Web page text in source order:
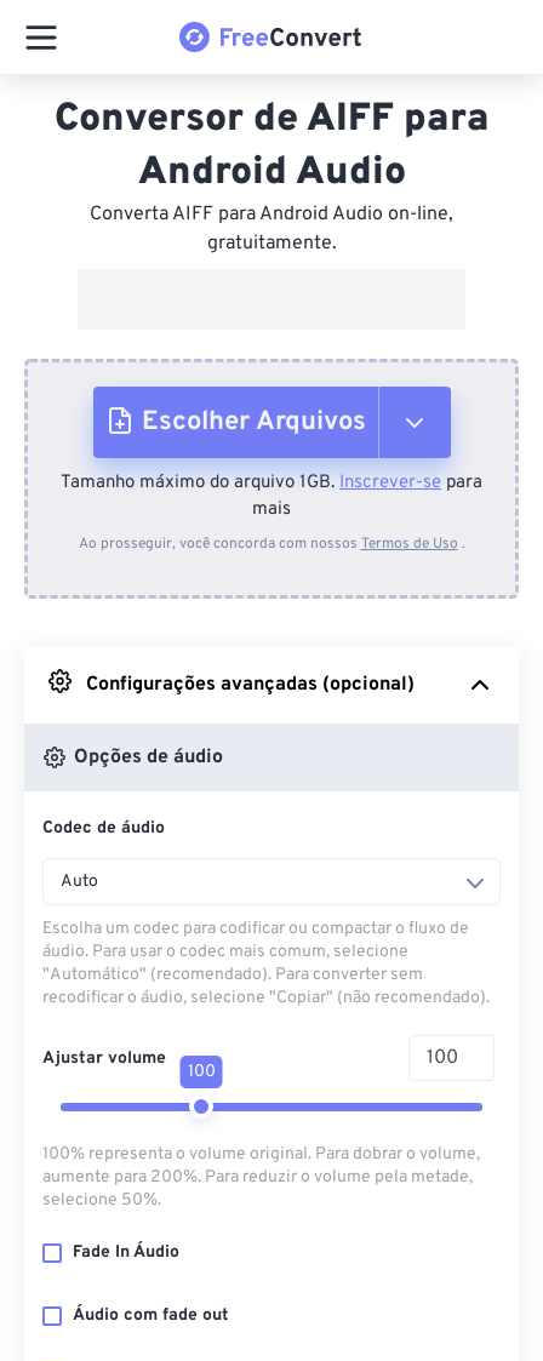
Conversor de AIFF para
Android Audio
Converta AIFF para Android Audio on-line,
gratuitamente.
Escolher Arquivos
Do dispositivo
Do Google Drive
Do OneDrive
Tamanho máximo do arquivo 1GB. Inscrever-se para
mais
Ao prosseguir, você concorda com nossos Termos de Uso .
Configurações avançadas (opcional)
Opções de áudio
Codec de áudio
Auto
Escolha um codec para codificar ou compactar o fluxo de
áudio. Para usar o codec mais comum, selecione
"Automático" (recomendado). Para converter sem
recodificar o áudio, selecione "Copiar" (não recomendado).
Ajustar volume
100
100% representa o volume original. Para dobrar o volume,
aumente para 200%. Para reduzir o volume pela metade,
selecione 50%.
Fade In Áudio
Áudio com fade out